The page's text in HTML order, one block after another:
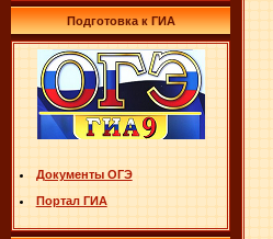
Подготовка к ГИА
Документы ОГЭ
Портал ГИА